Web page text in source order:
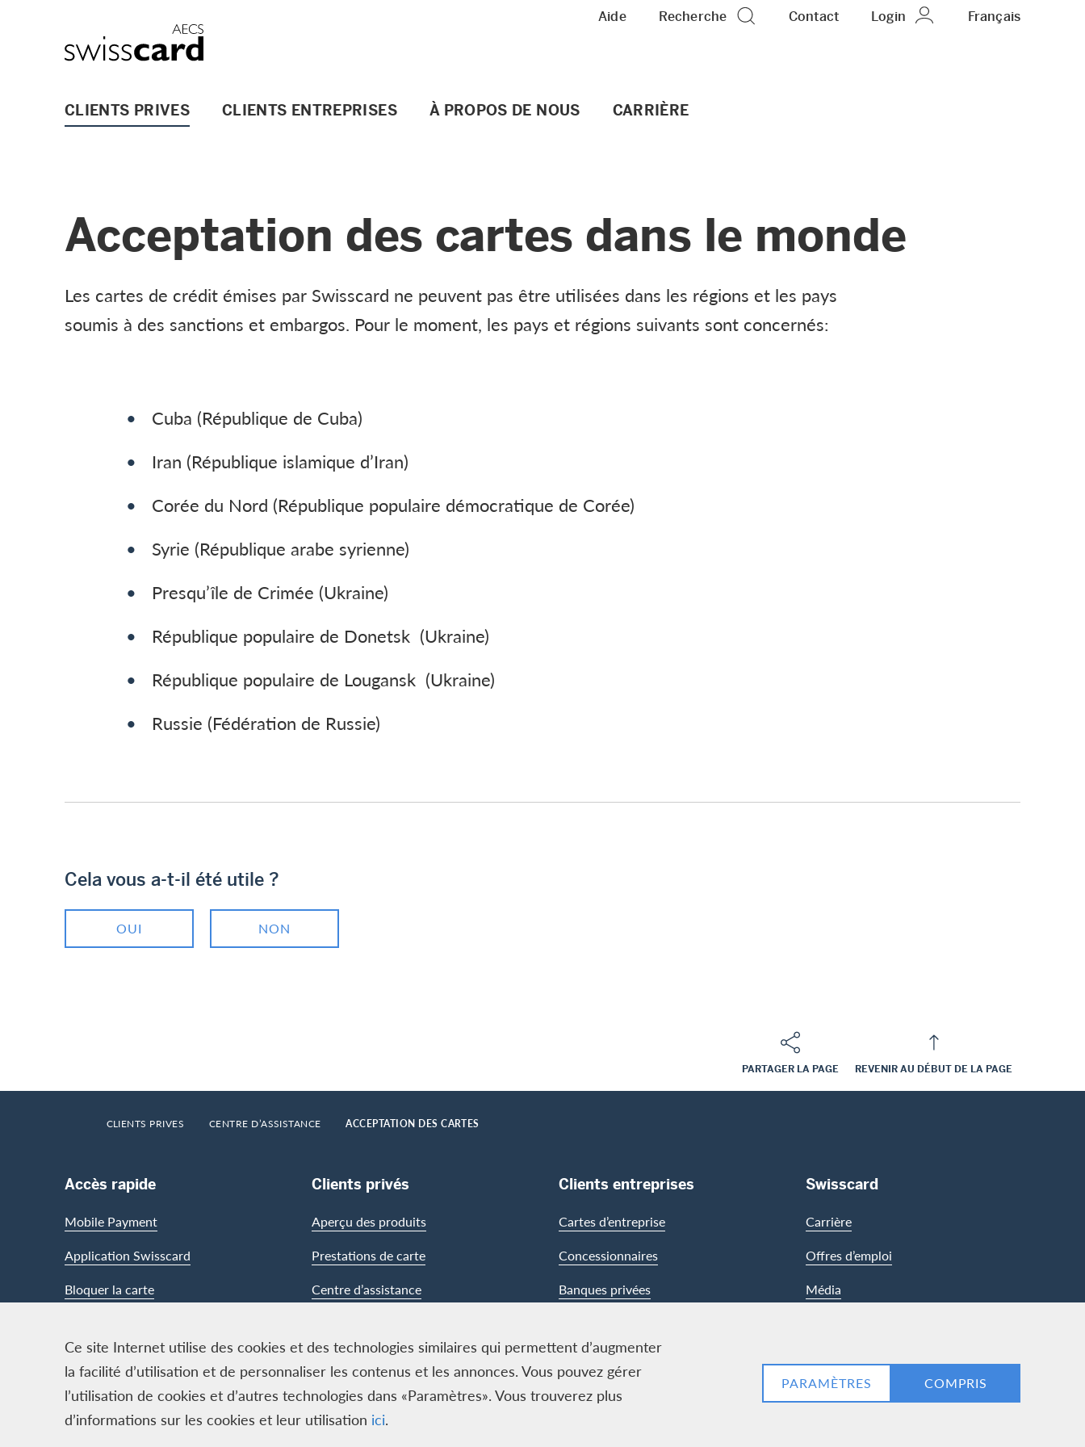
Ce site Internet utilise des cookies et des technologies similaires qui permettent d’augmenter
la facilité d’utilisation et de personnaliser les contenus et les annonces. Vous pouvez gérer
l’utilisation de cookies et d’autres technologies dans «Paramètres». Vous trouverez plus
d’informations sur les cookies et leur utilisation ici.
PARAMÈTRES COMPRIS
Aide Recherche Contact Login FR
Français
Navigation principale
CLIENTS PRIVES CLIENTS ENTREPRISES À PROPOS DE NOUS CARRIÈRE
Acceptation des cartes dans le monde
Les cartes de crédit émises par Swisscard ne peuvent pas être utilisées dans les régions et les pays
soumis à des sanctions et embargos. Pour le moment, les pays et régions suivants sont concernés:
Cuba (République de Cuba)
Iran (République islamique d’Iran)
Corée du Nord (République populaire démocratique de Corée)
Syrie (République arabe syrienne)
Presqu’île de Crimée (Ukraine)
République populaire de Donetsk (Ukraine)
République populaire de Lougansk (Ukraine)
Russie (Fédération de Russie)
Cela vous a-t-il été utile ?
OUI NON
PARTAGER LA PAGE REVENIR AU DÉBUT DE LA PAGE
Footer
CLIENTS PRIVES CENTRE D’ASSISTANCE ACCEPTATION DES CARTES
Footer Navigation
Accès rapide
Mobile Payment
Application Swisscard
Bloquer la carte
Clients privés
Aperçu des produits
Prestations de carte
Centre d’assistance
Clients entreprises
Cartes d’entreprise
Concessionnaires
Banques privées
Swisscard
Carrière
Offres d’emploi
Média
Contact & Social channels
LinkedInFacebook
Logo & mentions légales
Cards, issued by Swisscard AECS GmbH, Neugasse 18, 8810 Horgen | Copyright © 2026